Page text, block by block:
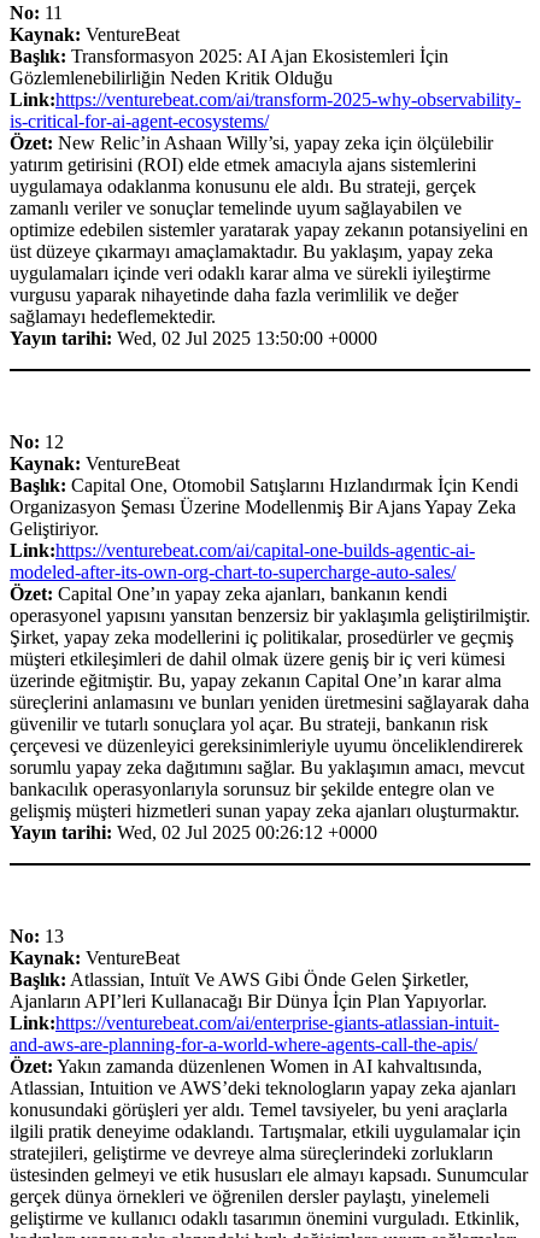
No: 11
Kaynak: VentureBeat
Başlık: Transformasyon 2025: AI Ajan Ekosistemleri İçin
Gözlemlenebilirliğin Neden Kritik Olduğu
Link:https://venturebeat.com/ai/transform-2025-why-observability-
is-critical-for-ai-agent-ecosystems/
Özet: New Relic’in Ashaan Willy’si, yapay zeka için ölçülebilir
yatırım getirisini (ROI) elde etmek amacıyla ajans sistemlerini
uygulamaya odaklanma konusunu ele aldı. Bu strateji, gerçek
zamanlı veriler ve sonuçlar temelinde uyum sağlayabilen ve
optimize edebilen sistemler yaratarak yapay zekanın potansiyelini en
üst düzeye çıkarmayı amaçlamaktadır. Bu yaklaşım, yapay zeka
uygulamaları içinde veri odaklı karar alma ve sürekli iyileştirme
vurgusu yaparak nihayetinde daha fazla verimlilik ve değer
sağlamayı hedeflemektedir.
Yayın tarihi: Wed, 02 Jul 2025 13:50:00 +0000
No: 12
Kaynak: VentureBeat
Başlık: Capital One, Otomobil Satışlarını Hızlandırmak İçin Kendi
Organizasyon Şeması Üzerine Modellenmiş Bir Ajans Yapay Zeka
Geliştiriyor.
Link:https://venturebeat.com/ai/capital-one-builds-agentic-ai-
modeled-after-its-own-org-chart-to-supercharge-auto-sales/
Özet: Capital One’ın yapay zeka ajanları, bankanın kendi
operasyonel yapısını yansıtan benzersiz bir yaklaşımla geliştirilmiştir.
Şirket, yapay zeka modellerini iç politikalar, prosedürler ve geçmiş
müşteri etkileşimleri de dahil olmak üzere geniş bir iç veri kümesi
üzerinde eğitmiştir. Bu, yapay zekanın Capital One’ın karar alma
süreçlerini anlamasını ve bunları yeniden üretmesini sağlayarak daha
güvenilir ve tutarlı sonuçlara yol açar. Bu strateji, bankanın risk
çerçevesi ve düzenleyici gereksinimleriyle uyumu önceliklendirerek
sorumlu yapay zeka dağıtımını sağlar. Bu yaklaşımın amacı, mevcut
bankacılık operasyonlarıyla sorunsuz bir şekilde entegre olan ve
gelişmiş müşteri hizmetleri sunan yapay zeka ajanları oluşturmaktır.
Yayın tarihi: Wed, 02 Jul 2025 00:26:12 +0000
No: 13
Kaynak: VentureBeat
Başlık: Atlassian, Intuït Ve AWS Gibi Önde Gelen Şirketler,
Ajanların API’leri Kullanacağı Bir Dünya İçin Plan Yapıyorlar.
Link:https://venturebeat.com/ai/enterprise-giants-atlassian-intuit-
and-aws-are-planning-for-a-world-where-agents-call-the-apis/
Özet: Yakın zamanda düzenlenen Women in AI kahvaltısında,
Atlassian, Intuition ve AWS’deki teknologların yapay zeka ajanları
konusundaki görüşleri yer aldı. Temel tavsiyeler, bu yeni araçlarla
ilgili pratik deneyime odaklandı. Tartışmalar, etkili uygulamalar için
stratejileri, geliştirme ve devreye alma süreçlerindeki zorlukların
üstesinden gelmeyi ve etik hususları ele almayı kapsadı. Sunumcular
gerçek dünya örnekleri ve öğrenilen dersler paylaştı, yinelemeli
geliştirme ve kullanıcı odaklı tasarımın önemini vurguladı. Etkinlik,